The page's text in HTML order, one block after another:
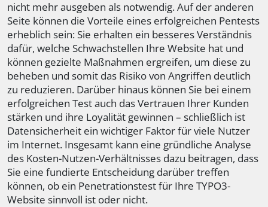
nicht mehr ausgeben als notwendig. Auf der anderen
Seite können die Vorteile eines erfolgreichen Pentests
erheblich sein: Sie erhalten ein besseres Verständnis
dafür, welche Schwachstellen Ihre Website hat und
können gezielte Maßnahmen ergreifen, um diese zu
beheben und somit das Risiko von Angriffen deutlich
zu reduzieren. Darüber hinaus können Sie bei einem
erfolgreichen Test auch das Vertrauen Ihrer Kunden
stärken und ihre Loyalität gewinnen – schließlich ist
Datensicherheit ein wichtiger Faktor für viele Nutzer
im Internet. Insgesamt kann eine gründliche Analyse
des Kosten-Nutzen-Verhältnisses dazu beitragen, dass
Sie eine fundierte Entscheidung darüber treffen
können, ob ein Penetrationstest für Ihre TYPO3-
Website sinnvoll ist oder nicht.